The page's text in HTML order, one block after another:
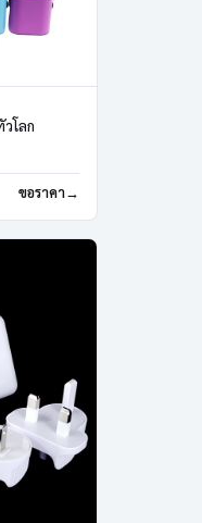
วโลก
ขอราคา